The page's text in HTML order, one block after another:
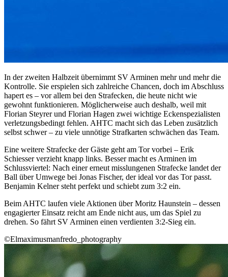
In der zweiten Halbzeit übernimmt SV Arminen mehr und mehr die
Kontrolle. Sie erspielen sich zahlreiche Chancen, doch im Abschluss
hapert es – vor allem bei den Strafecken, die heute nicht wie
gewohnt funktionieren. Möglicherweise auch deshalb, weil mit
Florian Steyrer und Florian Hagen zwei wichtige Eckenspezialisten
verletzungsbedingt fehlen. AHTC macht sich das Leben zusätzlich
selbst schwer – zu viele unnötige Strafkarten schwächen das Team.
Eine weitere Strafecke der Gäste geht am Tor vorbei – Erik
Schiesser verzieht knapp links. Besser macht es Arminen im
Schlussviertel: Nach einer erneut misslungenen Strafecke landet der
Ball über Umwege bei Jonas Fischer, der ideal vor das Tor passt.
Benjamin Kelner steht perfekt und schiebt zum 3:2 ein.
Beim AHTC laufen viele Aktionen über Moritz Haunstein – dessen
engagierter Einsatz reicht am Ende nicht aus, um das Spiel zu
drehen. So fährt SV Arminen einen verdienten 3:2-Sieg ein.
©Elmaximusmanfredo_photography